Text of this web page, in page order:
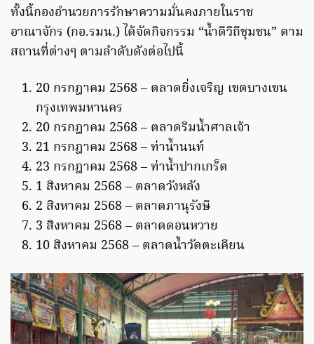
ทั้งนี้กองอำนวยการรักษาความมั่นคงภายในราช
อาณาจักร (กอ.รมน.) ได้จัดกิจกรรม “น้ำดีวิถีชุมชน” ตาม
สถานที่ต่างๆ ตามลำดับดังต่อไปนี้
20 กรกฎาคม 2568 – ตลาดยิ่งเจริญ เขตบางเขน
กรุงเทพมหานคร
20 กรกฎาคม 2568 – ตลาดริมน้ำศาลเจ้า
21 กรกฎาคม 2568 – ท่าน้ำนนท์
23 กรกฎาคม 2568 – ท่าน้ำปากเกร็ด
1 สิงหาคม 2568 – ตลาดวังหลัง
2 สิงหาคม 2568 – ตลาดภานุรังษี
3 สิงหาคม 2568 – ตลาดดอนหวาย
10 สิงหาคม 2568 – ตลาดน้ำวัดตะเคียน